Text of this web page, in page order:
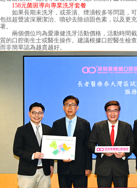
158元菌斑導向專業洗牙套餐
如果長期未洗牙，或茶漬、煙漬較多等問題，可
包括超聲波深層潔治、噴砂去除頑固色素，以及更
著。
兩個價位均為愛康健洗牙活動價格，活動時間截
質的口腔衛生士或醫生操作。建議根據口腔醫生檢
而非簡單認為越貴越好。